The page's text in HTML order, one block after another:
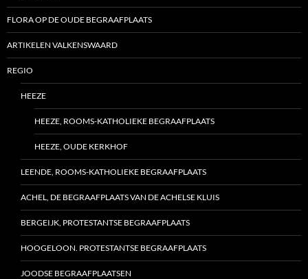
FLORA OP DE OUDE BEGRAAFPLAATS
ARTIKELEN VALKENSWAARD
REGIO
HEEZE
HEEZE, ROOMS-KATHOLIEKE BEGRAAFPLAATS
HEEZE, OUDE KERKHOF
LEENDE, ROOMS-KATHOLIEKE BEGRAAFPLAATS
ACHEL, DE BEGRAAFPLAATS VAN DE ACHELSE KLUIS
BERGEIJK, PROTESTANTSE BEGRAAFPLAATS
HOOGELOON. PROTESTANTSE BEGRAAFPLAATS
JOODSE BEGRAAFPLAATSEN